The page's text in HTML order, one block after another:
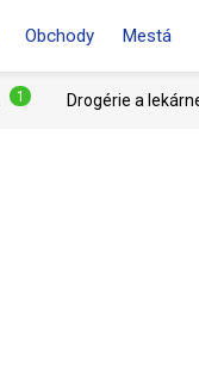
Obchody Mestá
1 Drogérie a